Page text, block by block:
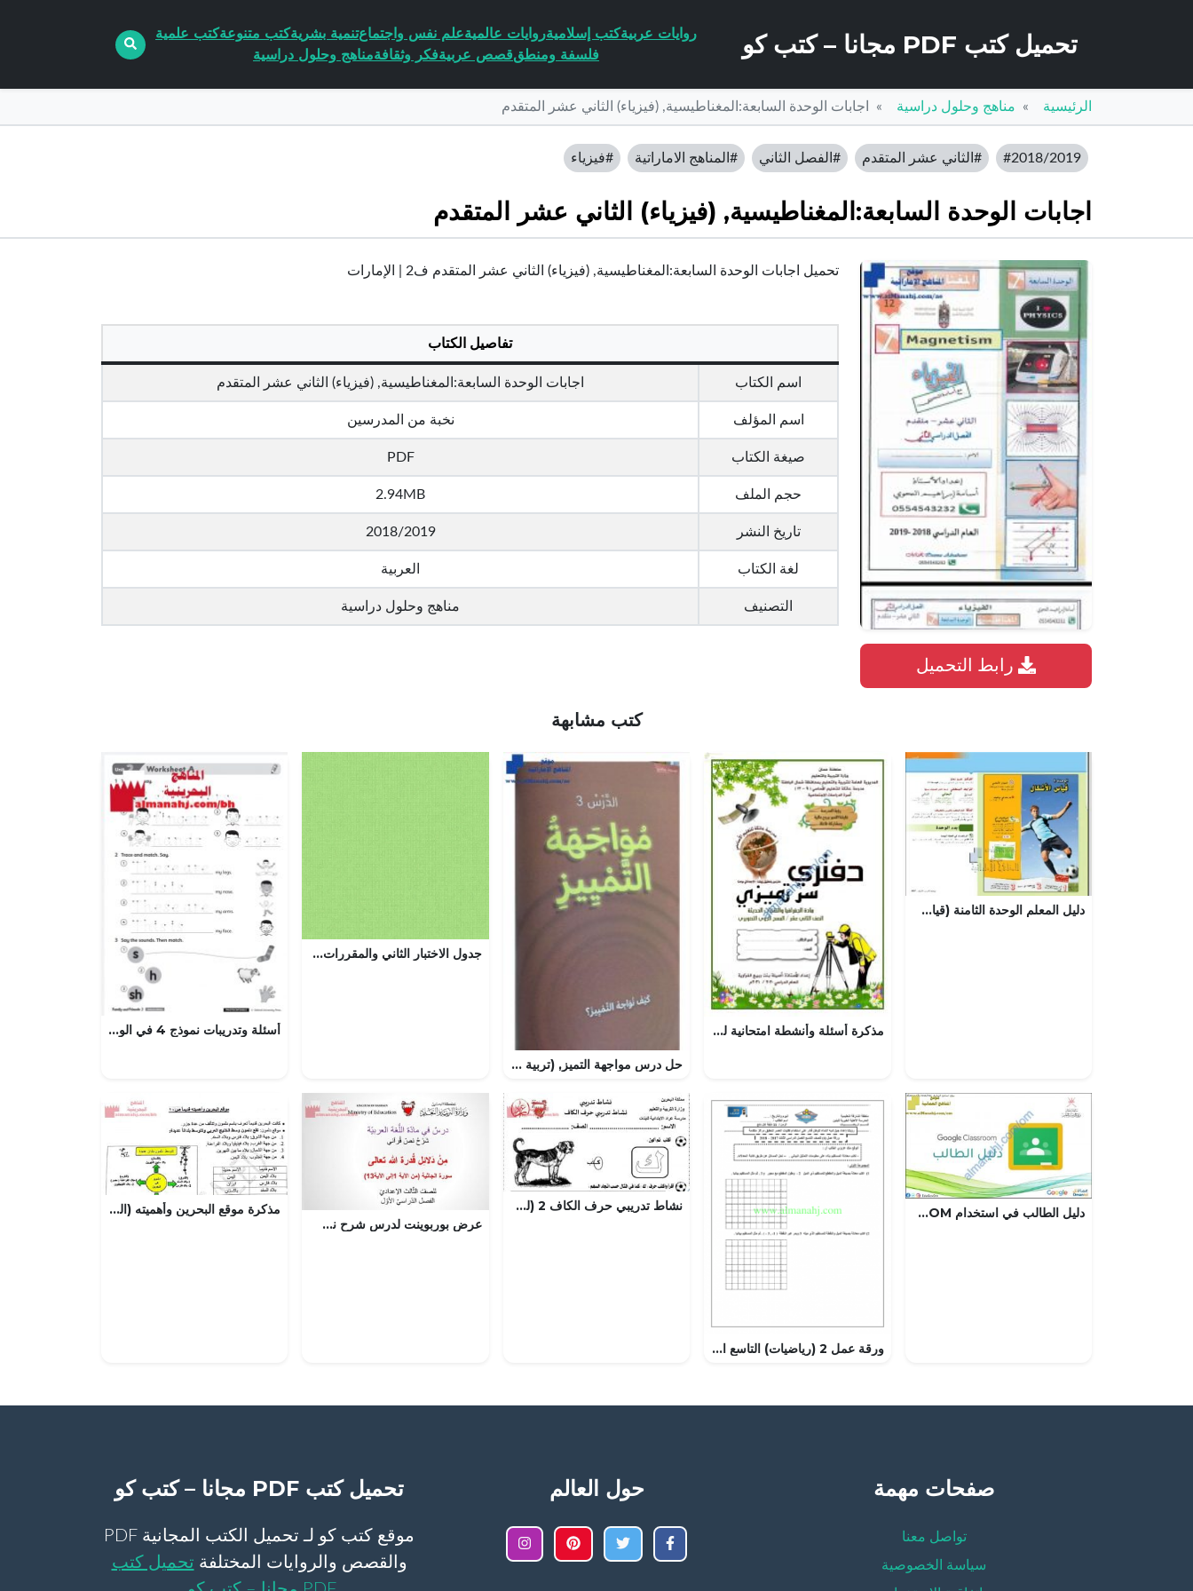
تحميل كتب PDF مجانا – كتب كو روايات عربيةكتب إسلاميةروايات عالميةعلم نفس واجتماعتنمية بشريةكتب متنوعةكتب علمية
فلسفة ومنطققصص عربيةفكر وثقافةمناهج وحلول دراسية
الرئيسية مناهج وحلول دراسية اجابات الوحدة السابعة:المغناطيسية, (فيزياء) الثاني عشر المتقدم
#2018/2019 #الثاني عشر المتقدم #الفصل الثاني #المناهج الاماراتية #فيزياء
اجابات الوحدة السابعة:المغناطيسية, (فيزياء) الثاني عشر المتقدم
تحميل اجابات الوحدة السابعة:المغناطيسية, (فيزياء) الثاني عشر المتقدم ف2 | الإمارات
تفاصيل الكتاب
اسم الكتاب اجابات الوحدة السابعة:المغناطيسية, (فيزياء) الثاني عشر المتقدم
اسم المؤلف نخبة من المدرسين
صيغة الكتاب PDF
حجم الملف 2.94MB
تاريخ النشر 2018/2019
لغة الكتاب العربية
التصنيف مناهج وحلول دراسية
كتب مشابهة
دليل المعلم الوحدة الثامنة (قياس الأشكال), (رياضيات) السابع
مذكرة أسئلة وأنشطة امتحانية لدرس المسح الجوي التصويري (جغرافيا) الثاني عشر
حل درس مواجهة التميز, (تربية أخلاقية) الثالث
جدول الاختبار الثاني والمقررات والمواعيد للصف العاشر المتقدم مدرسة الشعلة الخاصة, (المدارس) العاشر المتقدم
أسئلة وتدريبات نموذج 4 في الوحدة الثانية
دليل الطالب في استخدام CLASSROOM (التربية) – ملفات مدرسية
ورقة عمل 2 (رياضيات) التاسع العام
نشاط تدريبي حرف الكاف 2 (لغة عربية) الأول
عرض بوربوينت لدرس شرح نص قرآني من دلائل قدرة الله تعالى
مذكرة موقع البحرين وأهميته (المواد الاجتماعية) الرابع
صفحات مهمة
تواصل معنا
سياسة الخصوصية
حول العالم تحميل كتب PDF مجانا – كتب كو
موقع كتب كو لـ تحميل الكتب المجانية PDF
والقصص والروايات المختلفة تحميل كتب